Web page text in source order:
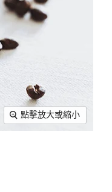
點擊放大或縮小